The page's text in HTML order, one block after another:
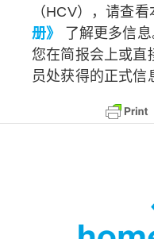
（HCV），请查
册》
了解更多信
您在简报会上或直
员处获得的正式信